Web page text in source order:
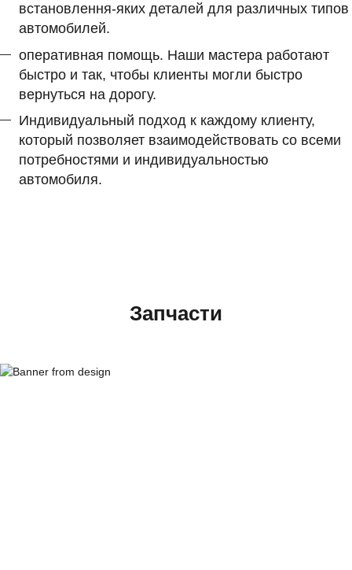
встановлення-яких деталей для различных типов
автомобилей.
оперативная помощь. Наши мастера работают
быстро и так, чтобы клиенты могли быстро
вернуться на дорогу.
Индивидуальный подход к каждому клиенту,
который позволяет взаимодействовать со всеми
потребностями и индивидуальностью
автомобиля.
Запчасти